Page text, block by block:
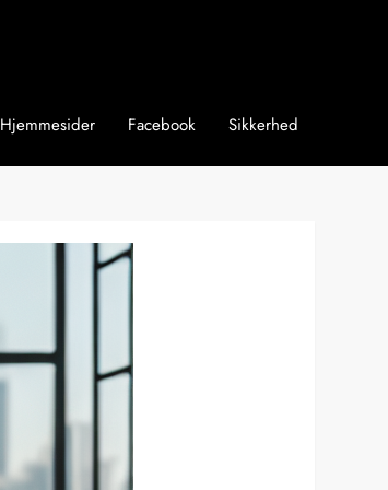
Hjemmesider Facebook Sikkerhed